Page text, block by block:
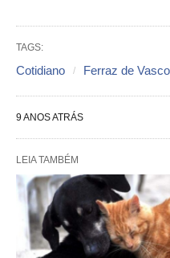
TAGS:
Cotidiano Ferraz de
9 ANOS ATRÁS
LEIA TAMBÉM